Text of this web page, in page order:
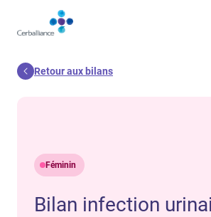
contenu
Retour aux bilans
Féminin
Bilan infection